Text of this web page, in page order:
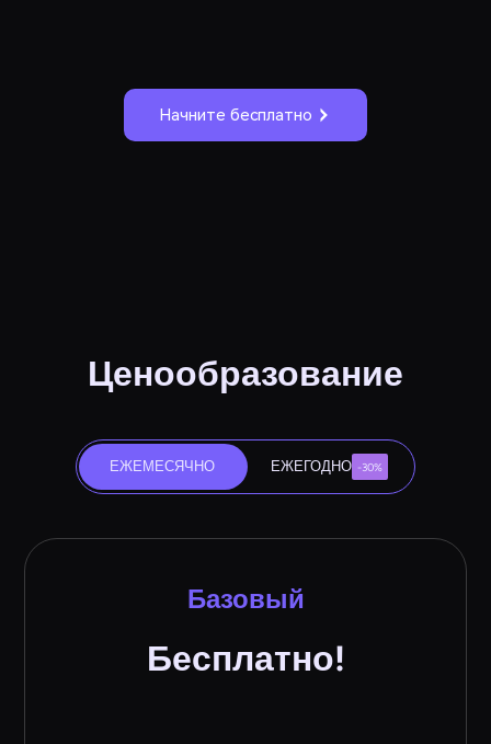
Начните бесплатно
Ценообразование
ЕЖЕМЕСЯЧНО ЕЖЕГОДНО -30%
Базовый
Бесплатно!